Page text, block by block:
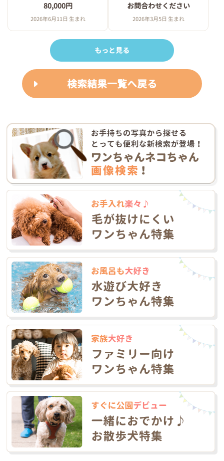
80,000円
2026年6月11日 生まれ
お問合わせください
2026年3月5日 生まれ
もっと見る
検索結果一覧へ戻る